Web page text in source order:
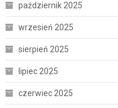
październik 2025
wrzesień 2025
sierpień 2025
lipiec 2025
czerwiec 2025